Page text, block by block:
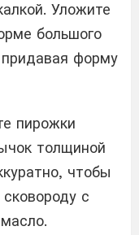
Уложите
большого
придавая форму
пирожки
толщиной
чтобы
с